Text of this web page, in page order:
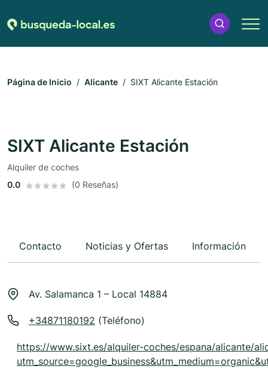
Página de Inicio Alicante SIXT Alicante Estación
SIXT Alicante Estación
Alquiler de coches
0.0
(0 Reseñas)
Contacto Noticias y Ofertas Información
Av. Salamanca 1 – Local 14884
+34871180192 (Teléfono)
https://www.sixt.es/alquiler-coches/espana/alicante/